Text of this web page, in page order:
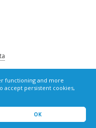
functioning and more
accept persistent cookies,
OK